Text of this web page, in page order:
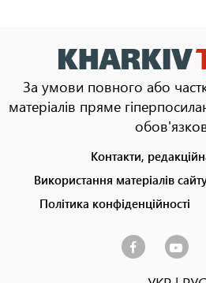
За умови повного або
матеріалів пряме
menu
Контакти,
Використання матеріалів
Політика конфіденційності